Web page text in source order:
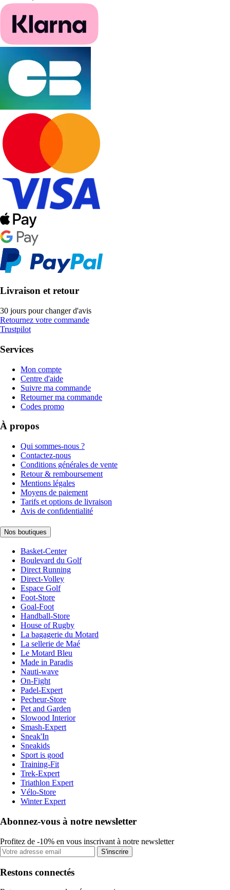
Livraison et retour
30 jours pour changer d'avis
Retournez votre commande
Trustpilot
Services
Mon compte
Centre d'aide
Suivre ma commande
Retourner ma commande
Codes promo
À propos
Qui sommes-nous ?
Contactez-nous
Conditions générales de vente
Retour & remboursement
Mentions légales
Moyens de paiement
Tarifs et options de livraison
Avis de confidentialité
Nos boutiques
Basket-Center
Boulevard du Golf
Direct Running
Direct-Volley
Espace Golf
Foot-Store
Goal-Foot
Handball-Store
House of Rugby
La bagagerie du Motard
La sellerie de Maé
Le Motard Bleu
Made in Paradis
Nauti-wave
On-Fight
Padel-Expert
Pecheur-Store
Pet and Garden
Slowood Interior
Smash-Expert
Sneak'In
Sneakids
Sport is good
Training-Fit
Trek-Expert
Triathlon Expert
Vélo-Store
Winter Expert
Abonnez-vous à notre newsletter
Profitez de -10% en vous inscrivant à notre newsletter
S'inscrire
Restons connectés